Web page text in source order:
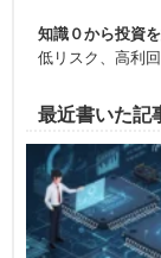
知識０から投資
低リスク、高利
最近書いた記